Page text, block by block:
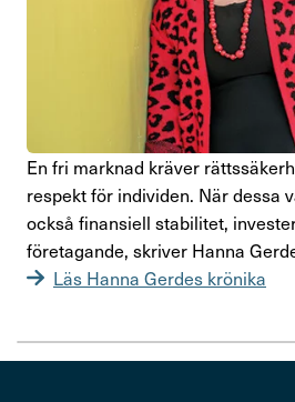
En fri marknad kräver
respekt för indi­viden. När dessa
också finan­siell stabi­litet,
före­ta­gande, skriver Hanna
Läs Hanna Gerdes krönika